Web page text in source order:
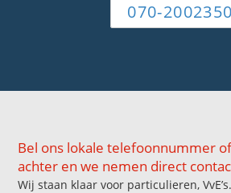
070-2002350
Bel ons lokale telefoonnummer
achter en we nemen direct
Wij staan klaar voor particulieren,